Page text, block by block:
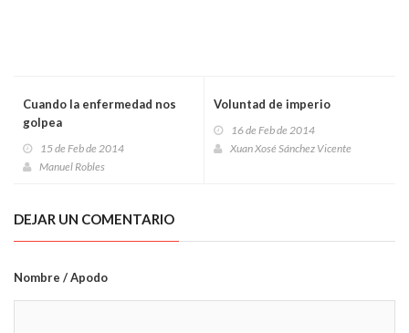
Cuando la enfermedad nos
golpea
15 de Feb de 2014
Manuel Robles
Voluntad de imperio
16 de Feb de 2014
Xuan Xosé Sánchez Vicente
DEJAR UN COMENTARIO
Nombre / Apodo